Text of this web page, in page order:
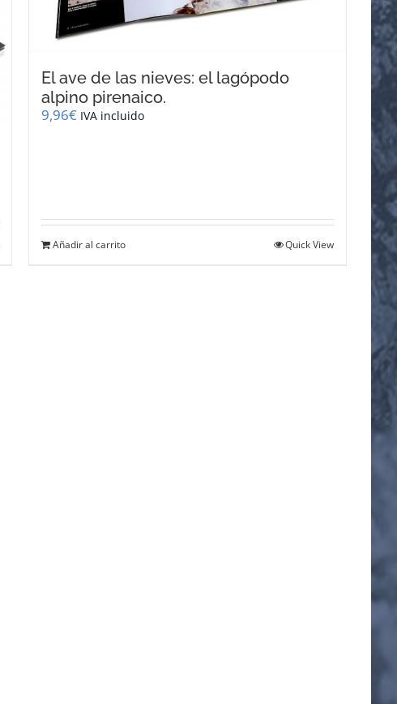
El ave de las nieves: el lagópodo
alpino pirenaico.
9,96€ IVA incluido
Añadir al carrito Quick View